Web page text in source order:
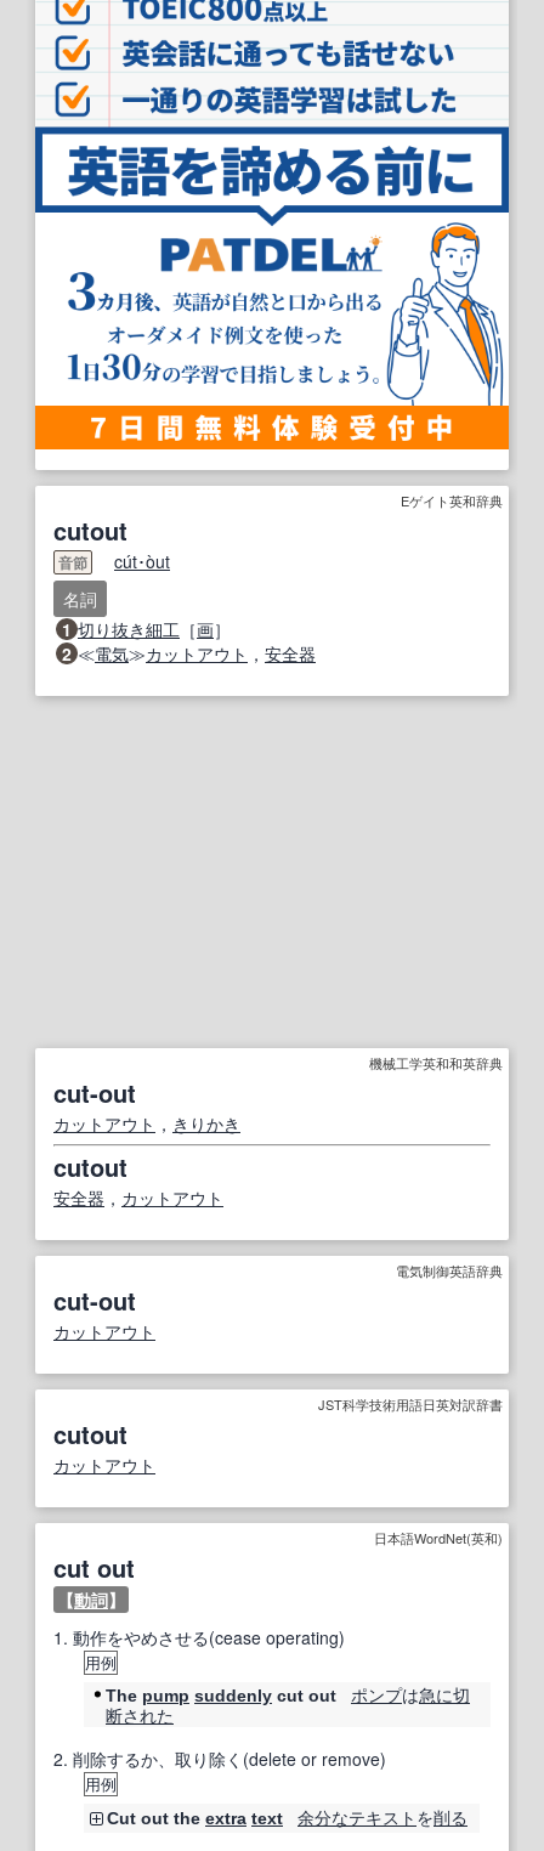
Eゲイト英和辞典
cutout
音節 cut･out
名詞
1 切り抜き細工 ［画］
2 ≪電気≫カットアウト ， 安全器
機械工学英和和英辞典
cut-out
カットアウト ， きりかき
cutout
安全器 ， カットアウト
電気制御英語辞典
cut-out
カットアウト
JST科学技術用語日英対訳辞書
cutout
カットアウト
日本語WordNet(英和)
cut out
【動詞】
1. 動作をやめさせる(cease operating)
用例
The pump suddenly cut out ポンプは急に切
断された
2. 削除するか、取り除く(delete or remove)
用例
Cut out the extra text 余分なテキスト を削る